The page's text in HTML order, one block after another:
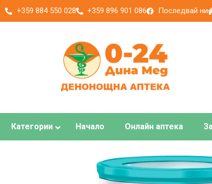
+359 884 550 028 +359 896 901 086 Последвай ни
Категории Начало Онлайн аптека